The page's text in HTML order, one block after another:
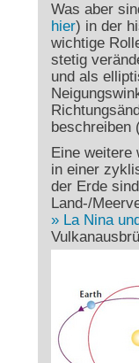
Was aber
hier) in der
wichtige
stetig
und als
beschreiben
Eine weitere
in einer
der Erde
Land-/
La Nina